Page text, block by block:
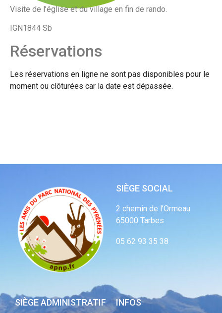
Visite de l’église et du village en fin de rando.
IGN1844 Sb
Réservations
Les réservations en ligne ne sont pas disponibles pour le
moment ou clôturées car la date est dépassée.
SIÈGE SOCIAL
2 chemin de l’Ormeau
65000 Tarbes
05 62 93 35 38
SIÈGE ADMINISTRATIF INFOS